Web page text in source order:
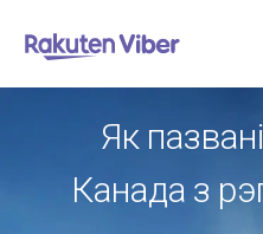
Як
Канада з